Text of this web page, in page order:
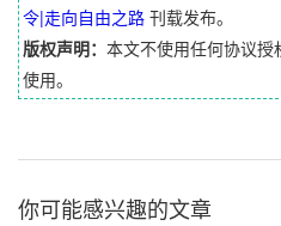
令|走向自由之路 刊载发布。
版权声明： 本文不使用任何协议
使用。
你可能感兴趣的文章